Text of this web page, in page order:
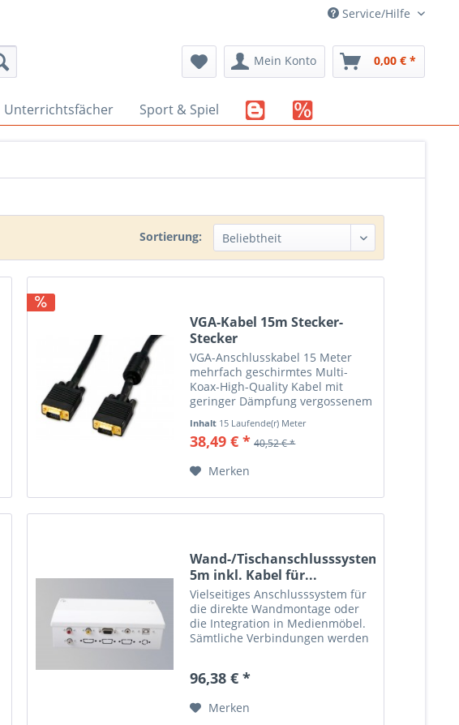
Service/Hilfe
Mein Konto 0,00 € *
Unterrichtsfächer Sport & Spiel
Sortierung:
VGA-Kabel 15m Stecker-
Stecker
VGA-Anschlusskabel 15 Meter
mehrfach geschirmtes Multi-
Koax-High-Quality Kabel mit
geringer Dämpfung vergossenem
Control-Unterstützung schwarz
Stecker/Stecker
Inhalt 15 Laufende(r) Meter
(2,57 € * / 1 Laufende(r) Meter)
38,49 € * 40,52 € *
Merken
Wand-/Tischanschlusssystem
5m inkl. Kabel für...
Vielseitiges Anschlusssystem für
die direkte Wandmontage oder
die Integration in Medienmöbel.
Sämtliche Verbindungen werden
beinhaltet: 1 x
96,38 € *
Merken